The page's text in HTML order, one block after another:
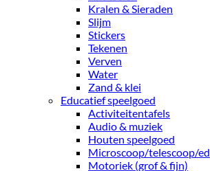
Kralen & Sieraden
Slijm
Stickers
Tekenen
Verven
Water
Zand & klei
Educatief speelgoed
Activiteitentafels
Audio & muziek
Houten speelgoed
Microscoop/telescoop/ed
Motoriek (grof & fijn)